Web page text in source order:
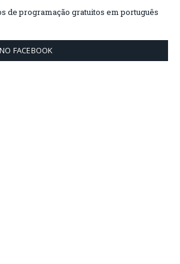
de programação gratuitos em português
FACEBOOK